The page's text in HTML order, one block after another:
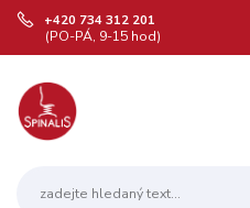
+420 734 312 201
(PO-PÁ, 9-15 hod)